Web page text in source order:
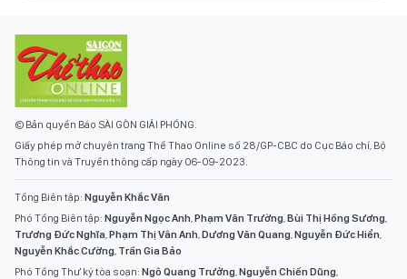
© Bản quyền Báo SÀI GÒN GIẢI PHÓNG.
Giấy phép mở chuyên trang Thể Thao Online số 28/GP-CBC do Cục Báo chí, Bộ
Thông tin và Truyền thông cấp ngày 06-09-2023.
Tổng Biên tập: Nguyễn Khắc Văn
Phó Tổng Biên tập: Nguyễn Ngọc Anh,Phạm Văn Trường,Bùi Thị Hồng Sương,
Trương Đức Nghĩa,Phạm Thị Vân Anh,Dương Văn Quang,Nguyễn Đức Hiển,
Nguyễn Khắc Cường, Trần Gia Bảo
Phó Tổng Thư ký tòa soạn: Ngô Quang Trưởng,Nguyễn Chiến Dũng,